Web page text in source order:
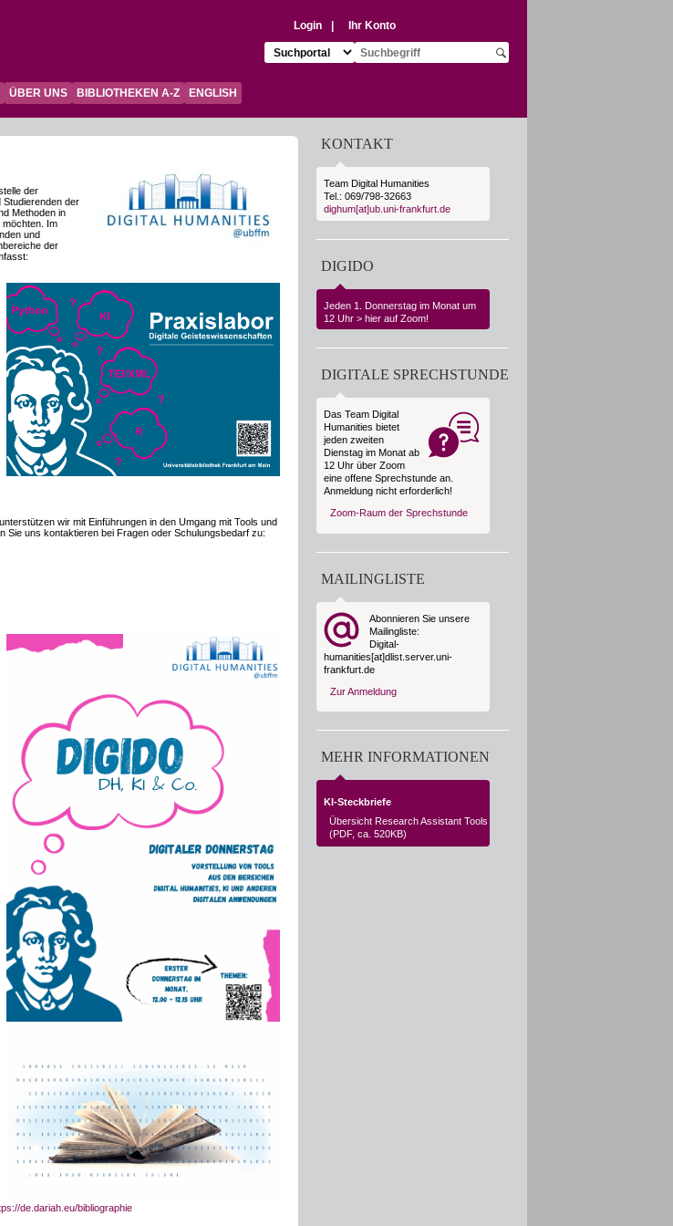
Login
Ihr Konto
Suchziel auswählen:Suchbegriff eingeben:
Suche starten
ÜBER UNS BIBLIOTHEKEN A-Z ENGLISH
der
der
Methoden in
möchten. Im
und
der
wir mit Einführungen in den Umgang mit Tools und
Sie uns kontaktieren bei Fragen oder Schulungsbedarf zu:
de.dariah.eu/bibliographie
KONTAKT
Team Digital Humanities
Tel.: 069/798-32663
dighum[at]ub.uni-frankfurt.de
DIGIDO
Jeden 1. Donnerstag im Monat um
12 Uhr
hier auf Zoom!
DIGITALE SPRECHSTUNDE
Das Team Digital
Humanities bietet
jeden zweiten
Dienstag im Monat ab
12 Uhr über Zoom
eine offene Sprechstunde an.
Anmeldung nicht erforderlich!
Zoom-Raum der Sprechstunde
MAILINGLISTE
Abonnieren Sie unsere
Mailingliste:
Digital-
humanities[at]dlist.server.uni-
frankfurt.de
Zur Anmeldung
MEHR INFORMATIONEN
KI-Steckbriefe
Übersicht Research Assistant Tools
(PDF, ca. 520KB)